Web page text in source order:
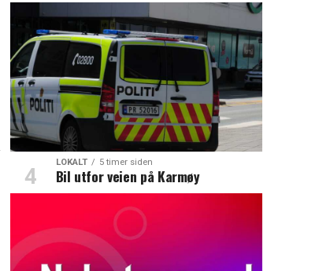
LOKALT 5 timer siden
Bil utfor veien på Karmøy